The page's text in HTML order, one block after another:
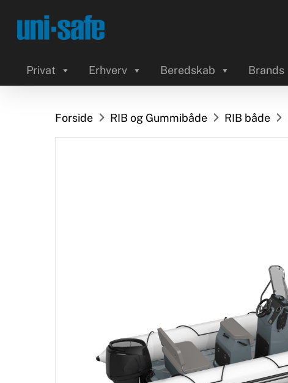
main
Privat Erhverv Beredskab Brands
Forside RIB og Gummibåde RIB både